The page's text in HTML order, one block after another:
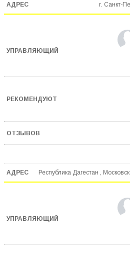
г. Санкт-
Республика Дагестан ,